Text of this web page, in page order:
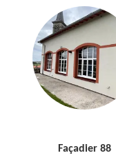
Façadier 88